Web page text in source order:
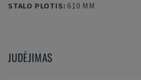
STALO PLOTIS: 610 MM
JUDĖJIMAS